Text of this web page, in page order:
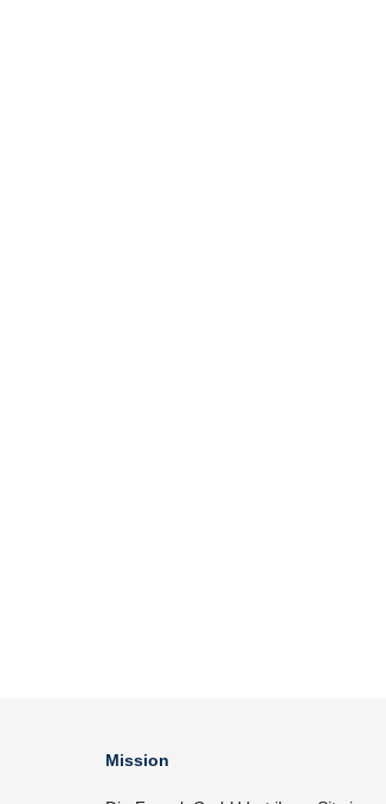
Mission